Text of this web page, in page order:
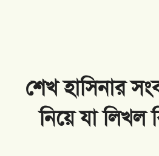
শেখ হাসিনার
নিয়ে যা লিখল